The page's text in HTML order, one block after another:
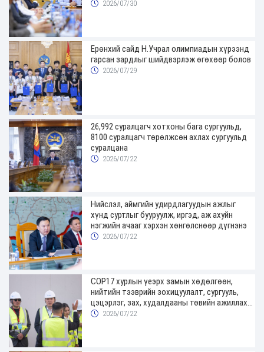
2026/07/30
Ерөнхий сайд Н.Учрал олимпиадын хүрээнд
гарсан зардлыг шийдвэрлэж өгөхөөр болов
2026/07/29
26,992 суралцагч хотхоны бага сургуульд,
8100 суралцагч төрөлжсөн ахлах сургуульд
суралцана
2026/07/22
Нийслэл, аймгийн удирдлагуудын ажлыг
хүнд суртлыг бууруулж, иргэд, аж ахуйн
нэгжийн ачааг хэрхэн хөнгөлснөөр дүгнэнэ
2026/07/22
COP17 хурлын үеэрх замын хөдөлгөөн,
нийтийн тээврийн зохицуулалт, сургууль,
цэцэрлэг, зах, худалдааны төвийн ажиллах
хуваарийг гаргаж, иргэдэд мэдээлэхийг
2026/07/22